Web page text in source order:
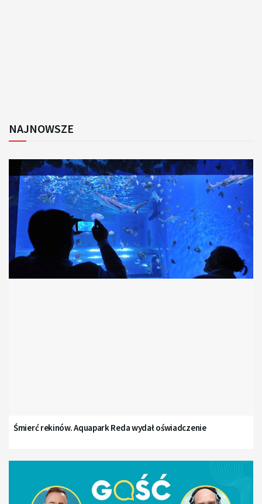
NAJNOWSZE
Śmierć rekinów. Aquapark Reda wydał oświadczenie